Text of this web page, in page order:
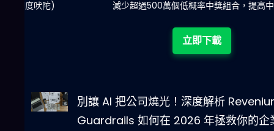
減少超過500萬個低概率中獎組合，提高中獎率
別讓 AI 把公司燒光！深度解析
Guardrails 如何在 2026 年拯救你的企